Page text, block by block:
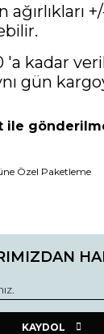
'a kadar
gün
ile
için teşekkür
bozuk veya
eksik bilgiler
KAYDOL